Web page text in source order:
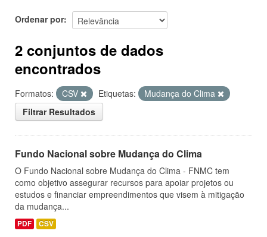
Ordenar por
2 conjuntos de dados
encontrados
Formatos: CSV Etiquetas:
Mudança do Clima
Filtrar Resultados
Fundo Nacional sobre Mudança do Clima
O Fundo Nacional sobre Mudança do Clima - FNMC tem
como objetivo assegurar recursos para apoiar projetos ou
estudos e financiar empreendimentos que visem à mitigação
da mudança...
PDF CSV